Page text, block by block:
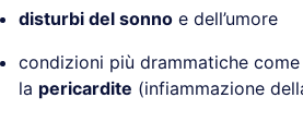
disturbi del sonnoe dell’umore
condizioni più drammatiche come
la pericardite (infiammazione